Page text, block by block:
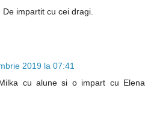
impartit cu cei dragi.
2019 la 07:41
cu alune si o impart cu Elena